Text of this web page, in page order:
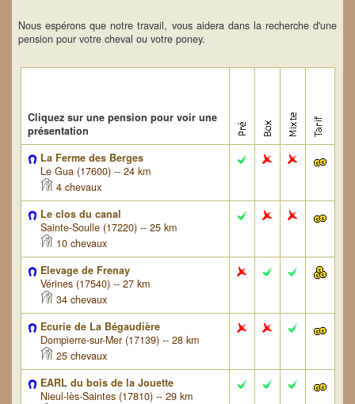
Nous espérons que notre travail, vous aidera dans la recherche d'une
pension pour votre cheval ou votre poney.
Cliquez sur une pension pour voir une
présentation
La Ferme des Berges
Le Gua (17600) -- 24 km
4 chevaux
Le clos du canal
Sainte-Soulle (17220) -- 25 km
10 chevaux
Elevage de Frenay
Vérines (17540) -- 27 km
34 chevaux
Ecurie de La Bégaudière
Dompierre-sur-Mer (17139) -- 28 km
25 chevaux
EARL du bois de la Jouette
Nieul-lès-Saintes (17810) -- 29 km